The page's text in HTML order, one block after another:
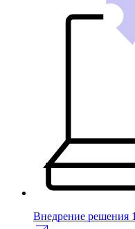
Внедрение решения